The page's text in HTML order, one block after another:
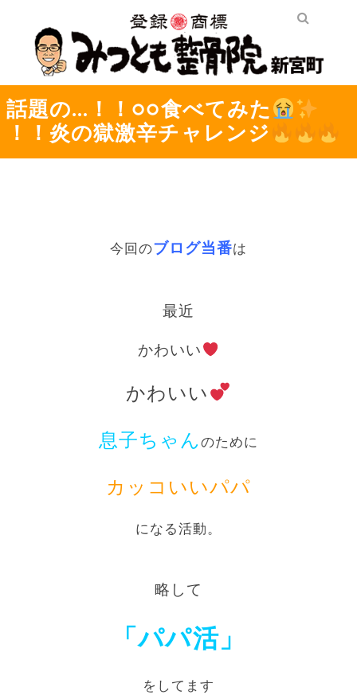
話題の…！！○○食べてみた
！！炎の獄激辛チャレンジ
今回のブログ当番は
最近
かわいい
かわいい
息子ちゃんのために
カッコいいパパ
になる活動。
略して
「パパ活」
をしてます